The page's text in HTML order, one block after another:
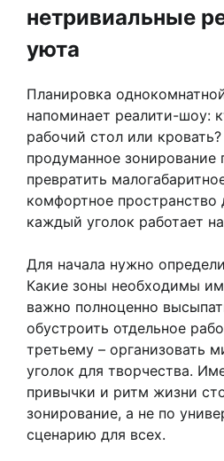
нетривиальные
уюта
Планировка
напоминает реалити-шоу:
рабочий стол или
продуманное зонирование
превратить
комфортное пространство
каждый уголок работает
Для начала нужно
Какие зоны необходимы
важно полноценно
обустроить отдельное
третьему – организовать
уголок для творчества.
привычки и ритм жизни
зонирование, а не по
сценарию для всех.